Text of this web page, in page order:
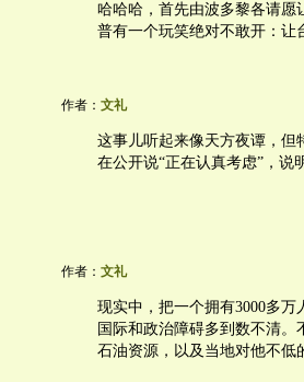
哈哈哈，首先由波多黎各请愿
普有一个玩笑绝对不敢开：让
作者： 文礼
这事儿听起来像天方夜谭，但
在公开说“正在认真考虑”，说
作者： 文礼
现实中，把一个拥有3000多
国际和政治障碍多到数不清
石油资源，以及当地对他不低